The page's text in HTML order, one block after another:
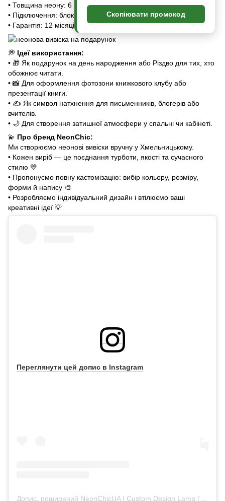
• Товщина неону: 6 мм
• Підключення: блок живлення в мережу або USB-кабель
• Гарантія: 12 місяців
💭 Ідеї використання:
• 🎁 Як подарунок на день народження або Різдво для тих, хто
обожнює читати.
• 📸 Для оформлення фотозони книжкового клубу або
презентації книги.
• ✍️ Як символ натхнення для письменників, блогерів або
вчителів.
• 🌙 Для створення затишної атмосфери у спальні чи кабінеті.
💫 Про бренд NeonСhіс:
Ми створюємо неонові вивіски вручну у Хмельницькому.
• Кожен виріб — це поєднання турботи, якості та сучасного
стилю 💛
• Пропонуємо повну кастомізацію: вибір кольору, розміру,
форми й напису 🎨
• Розробляємо індивідуальний дизайн і втілюємо ваші
креативні ідеї 💡
Переглянути цей допис в Instagram
Скопіювати промокод